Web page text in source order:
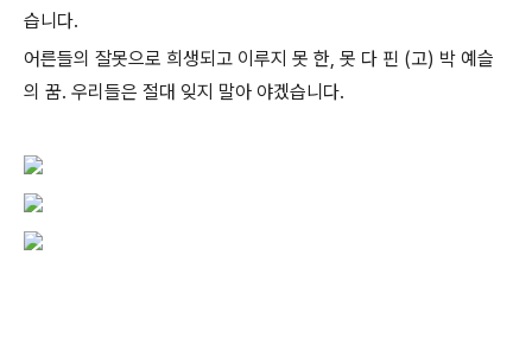
습니다.
어른들의 잘못으로 희생되고 이루지 못 한, 못 다 핀 (고) 박 예슬
의 꿈. 우리들은 절대 잊지 말아 야겠습니다.